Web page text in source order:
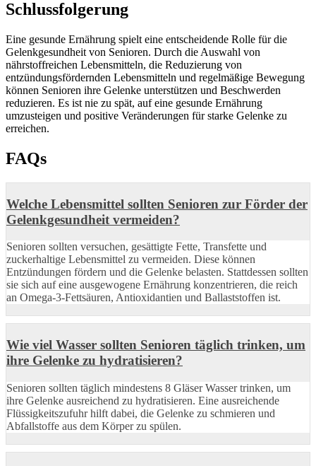
Schlussfolgerung
Eine gesunde Ernährung spielt eine entscheidende Rolle für die
Gelenkgesundheit von Senioren. Durch die Auswahl von
nährstoffreichen Lebensmitteln, die Reduzierung von
entzündungsfördernden Lebensmitteln und regelmäßige Bewegung
können Senioren ihre Gelenke unterstützen und Beschwerden
reduzieren. Es ist nie zu spät, auf eine gesunde Ernährung
umzusteigen und positive Veränderungen für starke Gelenke zu
erreichen.
FAQs
Welche Lebensmittel sollten Senioren zur Förder der
Gelenkgesundheit vermeiden?
Senioren sollten versuchen, gesättigte Fette, Transfette und
zuckerhaltige Lebensmittel zu vermeiden. Diese können
Entzündungen fördern und die Gelenke belasten. Stattdessen sollten
sie sich auf eine ausgewogene Ernährung konzentrieren, die reich
an Omega-3-Fettsäuren, Antioxidantien und Ballaststoffen ist.
Wie viel Wasser sollten Senioren täglich trinken, um
ihre Gelenke zu hydratisieren?
Senioren sollten täglich mindestens 8 Gläser Wasser trinken, um
ihre Gelenke ausreichend zu hydratisieren. Eine ausreichende
Flüssigkeitszufuhr hilft dabei, die Gelenke zu schmieren und
Abfallstoffe aus dem Körper zu spülen.